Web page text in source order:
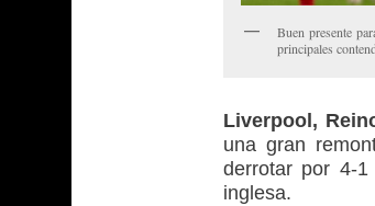
Buen presente
principales
Liverpool,
una gran
derrotar por 4-
inglesa.